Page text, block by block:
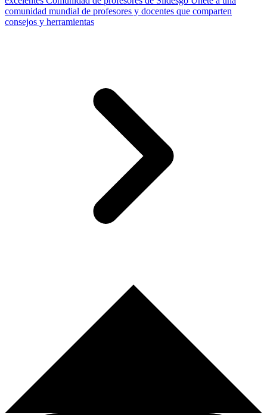
comunidad mundial de profesores y docentes que comparten
consejos y herramientas